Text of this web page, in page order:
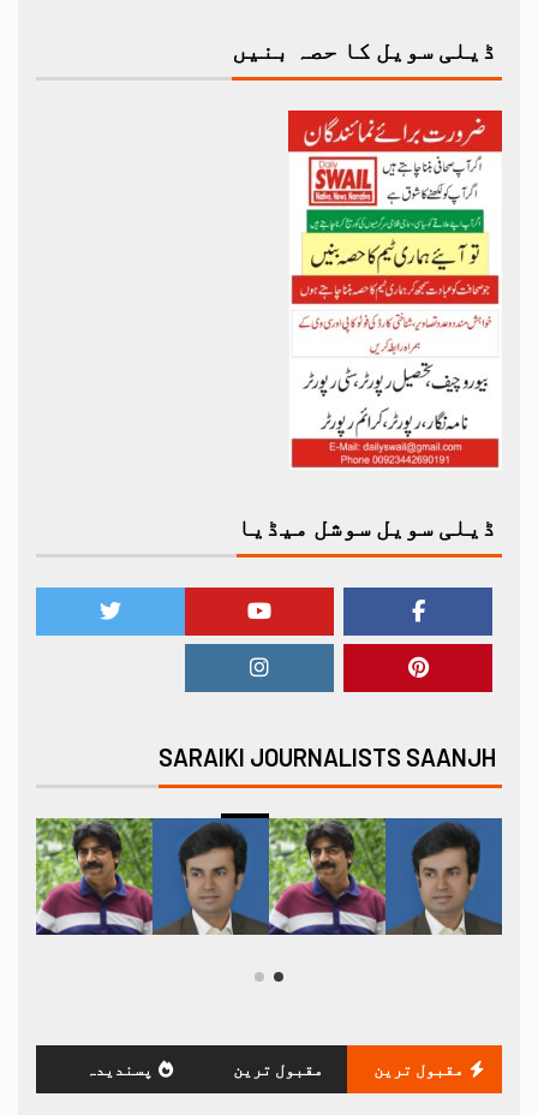
ڈیلی سویل کا حصہ بنیں
ڈیلی سویل سوشل میڈیا
SARAIKI JOURNALISTS SAANJH
مقبول ترین مقبول ترین پسندیدہ